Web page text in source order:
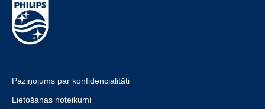
Paziņojums par konfidencialitāti
Lietošanas noteikumi